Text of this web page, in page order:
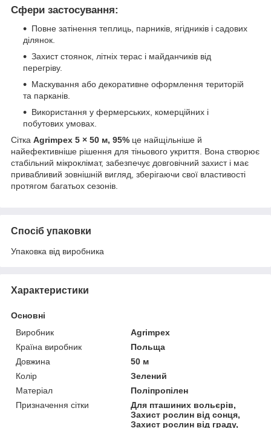
Сфери застосування:
Повне затінення теплиць, парників, ягідників і садових
ділянок.
Захист стоянок, літніх терас і майданчиків від
перегріву.
Маскування або декоративне оформлення територій
та парканів.
Використання у фермерських, комерційних і
побутових умовах.
Сітка Agrimpex 5 × 50 м, 95% це найщільніше й
найефективніше рішення для тіньового укриття. Вона створює
стабільний мікроклімат, забезпечує довговічний захист і має
привабливий зовнішній вигляд, зберігаючи свої властивості
протягом багатьох сезонів.
Спосіб упаковки
Упаковка від виробника
Характеристики
Основні
Виробник
Agrimpex
Країна виробник
Польща
Довжина
50 м
Колір
Зелений
Матеріал
Поліпропілен
Призначення сітки
Для пташиних вольєрів,
Захист рослин від сонця,
Захист рослин від граду,